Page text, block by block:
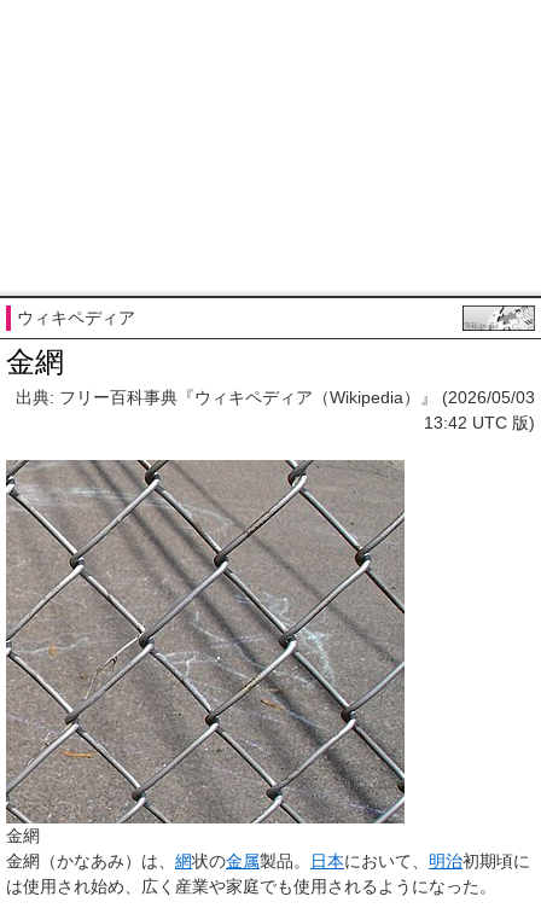
ウィキペディア
金網
出典: フリー百科事典『ウィキペディア（Wikipedia）』 (2026/05/03
13:42 UTC 版)
金網
金網 （かなあみ）は、 網状の金属製品。 日本において、 明治初期頃に
は使用され始め、広く産業や家庭でも使用されるようになった。